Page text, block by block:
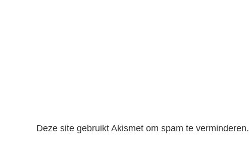
Deze site gebruikt Akismet om spam te verminderen.